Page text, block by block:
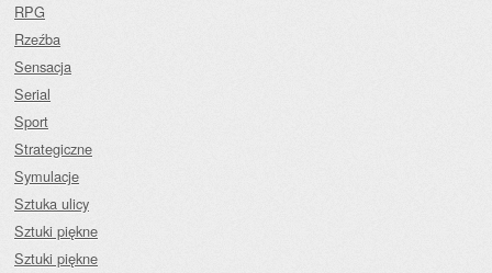
RPG
Rzeźba
Sensacja
Serial
Sport
Strategiczne
Symulacje
Sztuka ulicy
Sztuki piękne
Sztuki piękne